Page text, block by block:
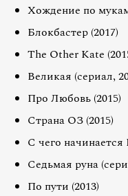
Хождение по
Блокбастер (2017)
The Other Kate
Великая (сериал,
Про Любовь (2015)
Страна ОЗ (2015)
С чего начинается
Седьмая руна
По пути (2013)